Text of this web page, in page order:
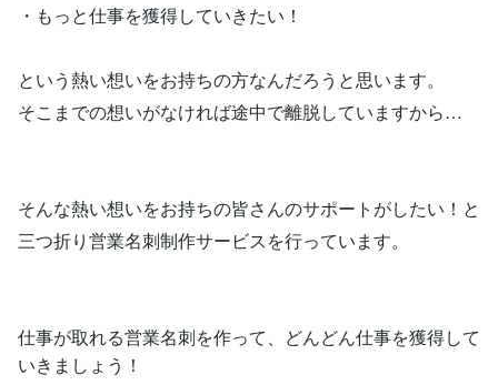
・もっと仕事を獲得していきたい！
という熱い想いをお持ちの方なんだろうと思います。
そこまでの想いがなければ途中で離脱していますから…
そんな熱い想いをお持ちの皆さんのサポートがしたい！と
三つ折り営業名刺制作サービスを行っています。
仕事が取れる営業名刺を作って、どんどん仕事を獲得して
いきましょう！